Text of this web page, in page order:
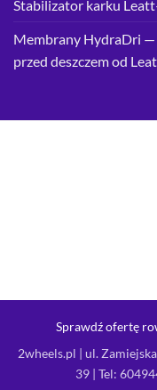
Stabilizator karku
Membrany HydraDri —
przed deszczem od
Sprawdź ofertę
2wheels.pl | ul.
39 | Tel: